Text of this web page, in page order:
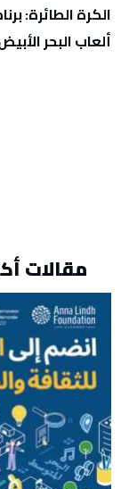
الكرة الطائرة:
ألعاب البحر
مقالات